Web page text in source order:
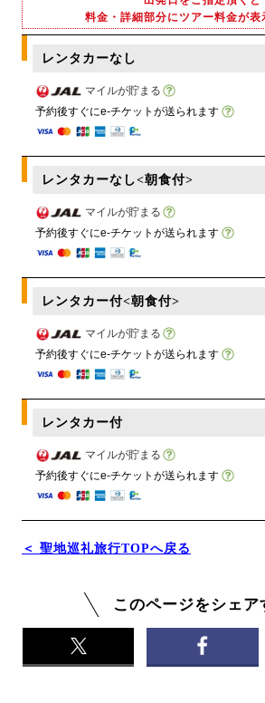
料金・詳細部分にツアー料金が表
レンタカーなし
マイルが貯まる
予約後すぐにe-チケットが送られます
レンタカーなし<朝食付>
マイルが貯まる
予約後すぐにe-チケットが送られます
レンタカー付<朝食付>
マイルが貯まる
予約後すぐにe-チケットが送られます
レンタカー付
マイルが貯まる
予約後すぐにe-チケットが送られます
＜ 聖地巡礼旅行TOPへ戻る
このページをシェア